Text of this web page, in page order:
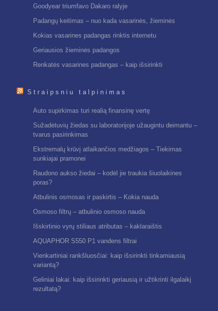
Goodyear triumfavo Dakaro ralyje
Padangų keitimas – nuo kada vasarinės, žieminės
Kokias vasarines padangas rinktis internetu
Geriausios žieminės padangos
Renkatės vasarines padangas – kaip išsirinkti
Straipsniu talpinimas
Auto supirkimas turi realią finansinę vertę
Sužadėtuvių žiedas su laboratorijoje užaugintu deimantu –
tvarus pasirinkimas
Ekstremalų krūvį atlaikančios medžiagos – Tiekimas
sunkiajai pramonei
Raudono aukso žiedai – kodėl jie traukia šiuolaikines
poras?
Atbulinis osmosas ir paskirtis – Kokia nauda
Osmoso filtrų – atbulinio osmoso nauda
Išskirtinio vyrų stiliaus atributas – kaklaraištis
AQUAPHOR S550 P1 vandens filtrai
Vienkartiniai rankšluosčiai: kaip išsirinkti tinkamiausią
variantą?
Geliniai lakai: kaip išsirinkti geriausią ir užtikrinti ilgalaikį
rezultatą?